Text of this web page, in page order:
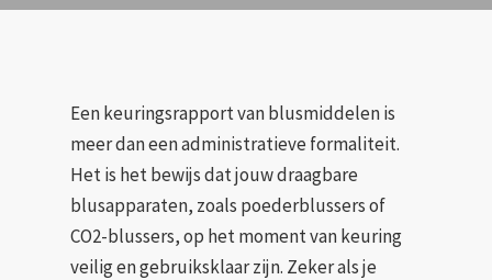
Een keuringsrapport van blusmiddelen is
meer dan een administratieve formaliteit.
Het is het bewijs dat jouw draagbare
blusapparaten, zoals poederblussers of
CO2-blussers, op het moment van keuring
veilig en gebruiksklaar zijn. Zeker als je